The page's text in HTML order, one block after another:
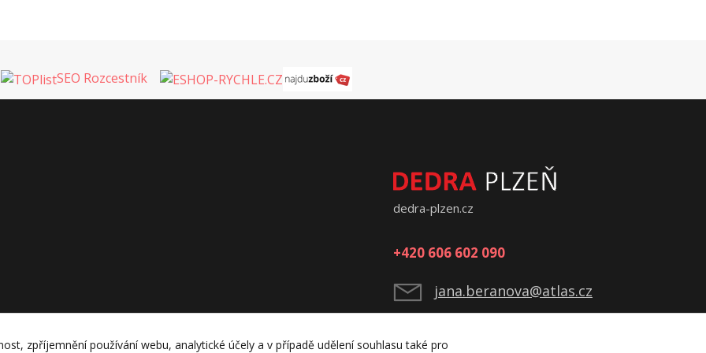
SEO Rozcestník
dedra-plzen.cz
+420 606 602 090
jana.beranova@atlas.cz
zpříjemnění používání webu, analytické účely a v případě udělení souhlasu také pro